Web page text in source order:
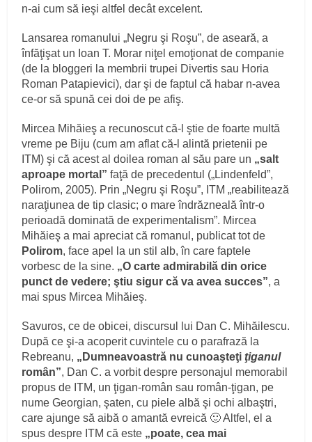
n-ai cum să ieşi altfel decât excelent.
Lansarea romanului „Negru şi Roşu”, de aseară, a
înfăţişat un Ioan T. Morar niţel emoţionat de companie
(de la bloggeri la membrii trupei Divertis sau Horia
Roman Patapievici), dar şi de faptul că habar n-avea
ce-or să spună cei doi de pe afiş.
Mircea Mihăieş a recunoscut că-l ştie de foarte multă
vreme pe Biju (cum am aflat că-l alintă prietenii pe
ITM) şi că acest al doilea roman al său pare un „salt
aproape mortal” faţă de precedentul („Lindenfeld”,
Polirom, 2005). Prin „Negru şi Roşu”, ITM „reabilitează
naraţiunea de tip clasic; o mare îndrăzneală într-o
perioadă dominată de experimentalism”. Mircea
Mihăieş a mai apreciat că romanul, publicat tot de
Polirom, face apel la un stil alb, în care faptele
vorbesc de la sine. „O carte admirabilă din orice
punct de vedere; ştiu sigur că va avea succes”, a
mai spus Mircea Mihăieş.
Savuros, ce de obicei, discursul lui Dan C. Mihăilescu.
După ce şi-a acoperit cuvintele cu o parafrază la
Rebreanu, „Dumneavoastră nu cunoaşteţiţiganul
român”, Dan C. a vorbit despre personajul memorabil
propus de ITM, un ţigan-român sau român-ţigan, pe
nume Georgian, şaten, cu piele albă şi ochi albaştri,
care ajunge să aibă o amantă evreică 🙂 Altfel, el a
spus despre ITM că este „poate, cea mai